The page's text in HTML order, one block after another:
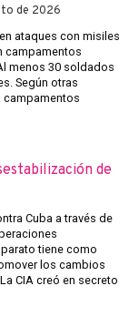
de 2026
ataques con misiles
campamentos
menos 30 soldados
Según otras
campamentos
de
Cuba a través de
tiene como
los cambios
CIA creó en secreto